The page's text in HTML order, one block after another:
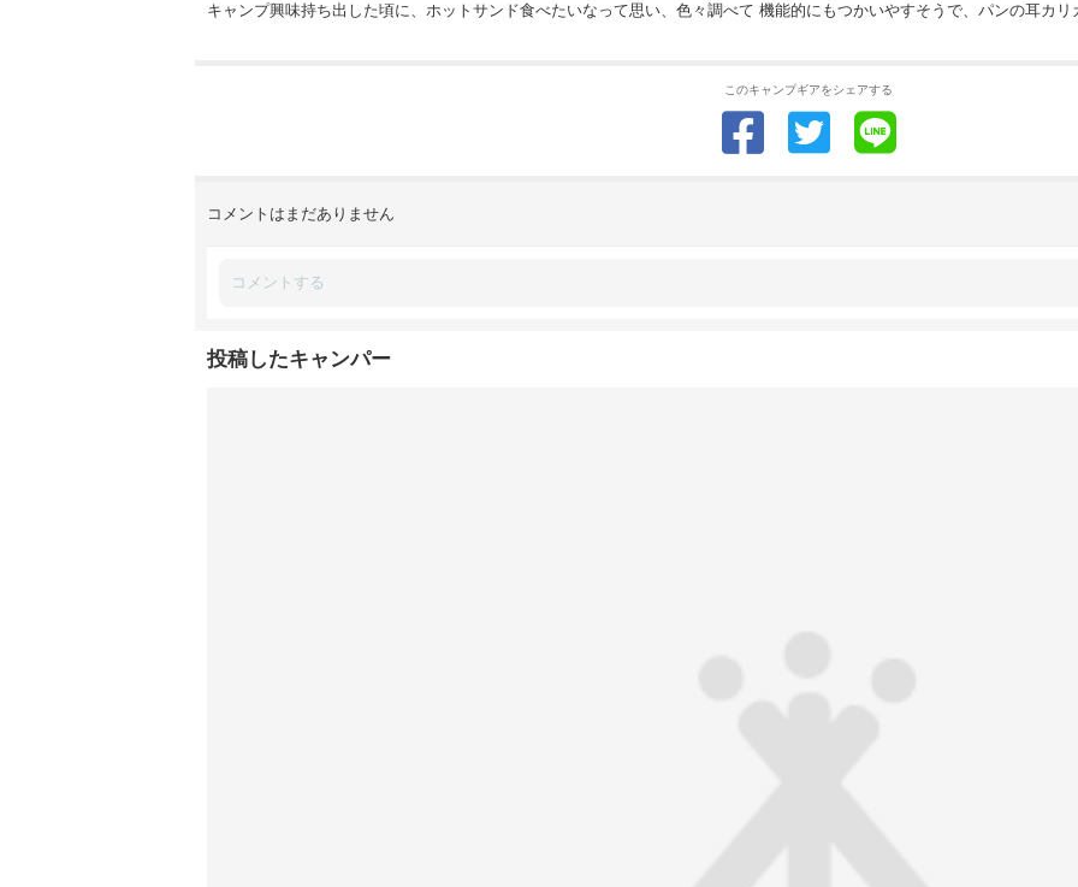
キャンプ興味持ち出した頃に、ホットサンド食べたいなって思い、色々調べて 機能的にもつかいやすそうで、パンの耳カ
このキャンプギアをシェアする
コメントはまだありません
投稿したキャンパー